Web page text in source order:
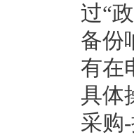
过“
备份
有在
具体
采购